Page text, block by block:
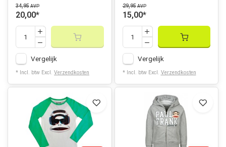
34,95 AVP
20,00*
Vergelijk
* Incl. btw Excl. Verzendkosten
29,95 AVP
15,00*
Vergelijk
* Incl. btw Excl. Verzendkosten